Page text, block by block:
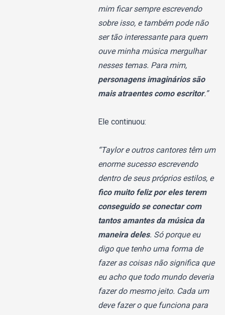
mim ficar sempre escrevendo
sobre isso, e também pode não
ser tão interessante para quem
ouve minha música mergulhar
nesses temas. Para mim,
personagens imaginários são
mais atraentes como escritor.”
Ele continuou:
“Taylor e outros cantores têm um
enorme sucesso escrevendo
dentro de seus próprios estilos, e
fico muito feliz por eles terem
conseguido se conectar com
tantos amantes da música da
maneira deles. Só porque eu
digo que tenho uma forma de
fazer as coisas não significa que
eu acho que todo mundo deveria
fazer do mesmo jeito. Cada um
deve fazer o que funciona para